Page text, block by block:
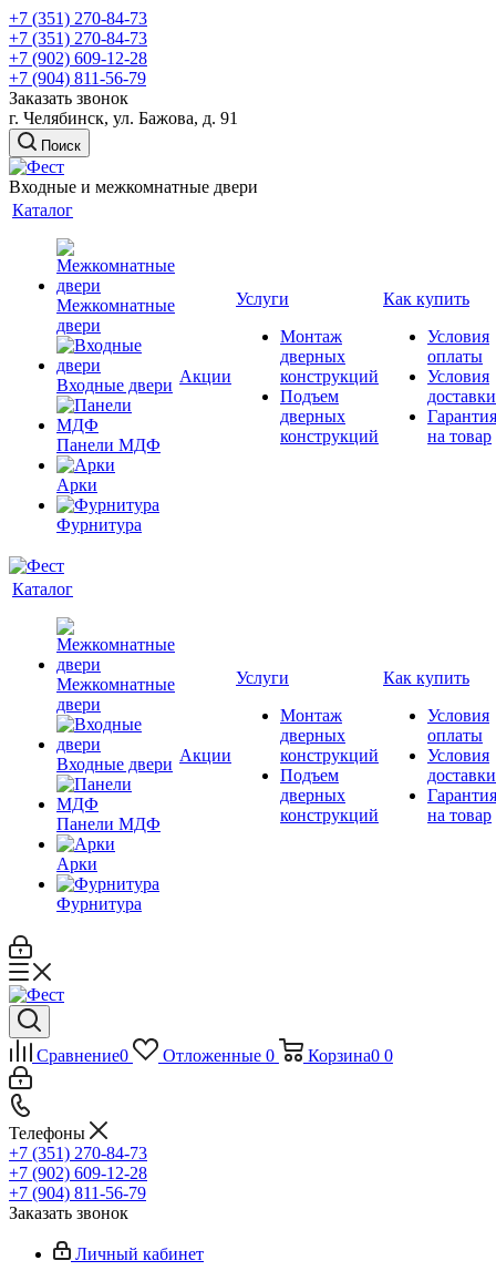
+7 (351) 270-84-73
+7 (351) 270-84-73
+7 (902) 609-12-28
+7 (904) 811-56-79
Заказать звонок
г. Челябинск, ул. Бажова, д. 91
Поиск
Входные и межкомнатные двери
Каталог
Межкомнатные
двери
Входные двери
Панели МДФ
Арки
Фурнитура
Акции
Услуги
Монтаж
дверных
конструкций
Подъем
дверных
конструкций
Как купить
Условия
оплаты
Условия
доставки
Гарантия
на товар
Каталог
Межкомнатные
двери
Входные двери
Панели МДФ
Арки
Фурнитура
Акции
Услуги
Монтаж
дверных
конструкций
Подъем
дверных
конструкций
Как купить
Условия
оплаты
Условия
доставки
Гарантия
на товар
Сравнение0 Отложенные 0 Корзина0 0
Телефоны
+7 (351) 270-84-73
+7 (902) 609-12-28
+7 (904) 811-56-79
Заказать звонок
Личный кабинет